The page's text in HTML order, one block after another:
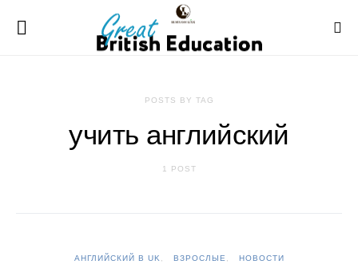
POSTS BY TAG
учить английский
1 POST
АНГЛИЙСКИЙ В UK ВЗРОСЛЫЕ НОВОСТИ